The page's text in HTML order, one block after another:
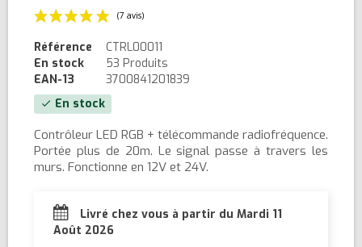
Référence
CTRL00011
En stock
53 Produits
EAN-13
3700841201839
check En stock
Contrôleur LED RGB + télécommande radiofréquence.
Portée plus de 20m. Le signal passe à travers les
murs. Fonctionne en 12V et 24V.
Livré chez vous à partir du Mardi 11
Août 2026